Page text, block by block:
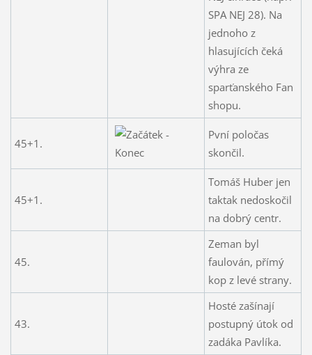
SPA NEJ 28). Na
jednoho z
hlasujících čeká
výhra ze
sparťanského Fan
shopu.
45+1.
Pvní poločas
skončil.
45+1.
Tomáš Huber jen
taktak nedoskočil
na dobrý centr.
45.
Zeman byl
faulován, přímý
kop z levé strany.
43.
Hosté zašínají
postupný útok od
zadáka Pavlíka.